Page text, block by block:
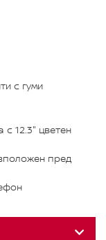
с гуми
12.3" цветен
пред